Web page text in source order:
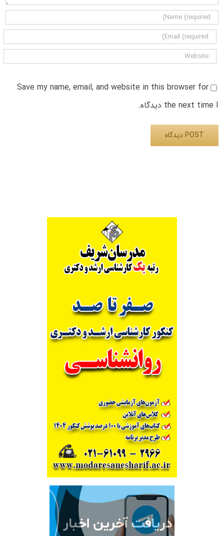
Save my name, email, and website in this browser for
the next time I دیدگاه.